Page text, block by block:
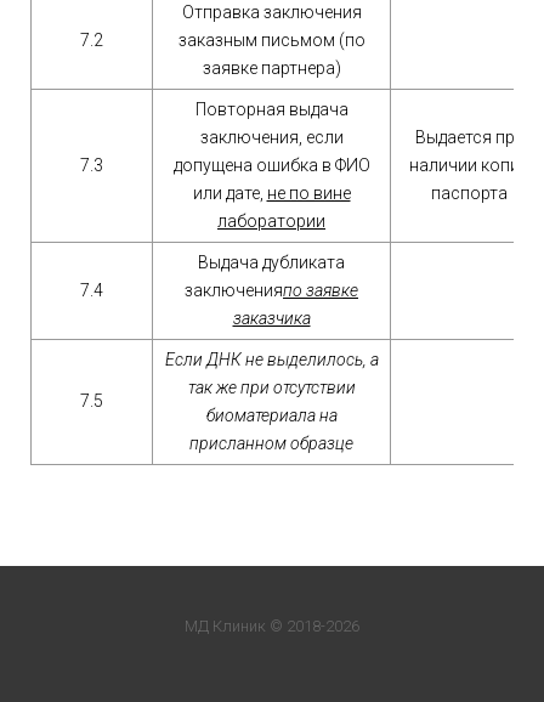
7.2
Отправка заключения
заказным письмом (по
заявке партнера)
7.3
Повторная выдача
заключения, если
допущена ошибка в ФИО
или дате, не по вине
лаборатории
Выдается при
наличии копии
паспорта
7.4
Выдача дубликата
заключенияпо заявке
заказчика
7.5
Если ДНК не выделилось, а
так же при отсутствии
биоматериала на
присланном образце
МД Клиник © 2018-2026